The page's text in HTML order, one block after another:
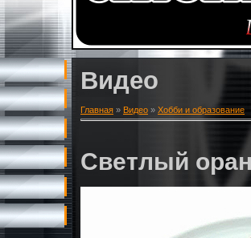
Видео
Главная » Видео » Хобби и образование
Светлый